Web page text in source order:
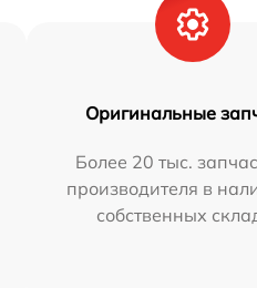
Оригинальные
Более 20 тыс.
производителя в
собственных